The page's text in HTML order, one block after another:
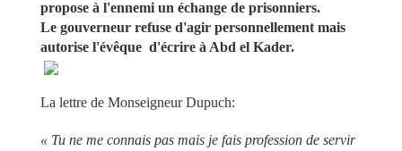
propose à l'ennemi un échange de prisonniers.
Le gouverneur refuse d'agir personnellement mais
autorise l'évêque d'écrire à Abd el Kader.
La lettre de Monseigneur Dupuch:
« Tu ne me connais pas mais je fais profession de servir